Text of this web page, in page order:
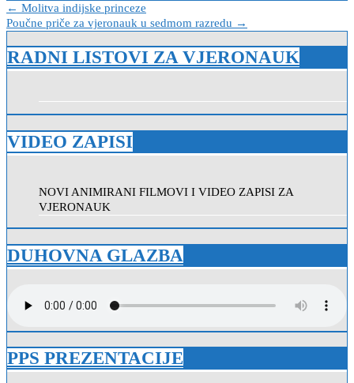
Navigacija
objava
← Molitva indijske princeze
Poučne priče za vjeronauk u sedmom razredu →
RADNI LISTOVI ZA VJERONAUK
VIDEO ZAPISI
NOVI ANIMIRANI FILMOVI I VIDEO ZAPISI ZA
VJERONAUK
DUHOVNA GLAZBA
PPS PREZENTACIJE